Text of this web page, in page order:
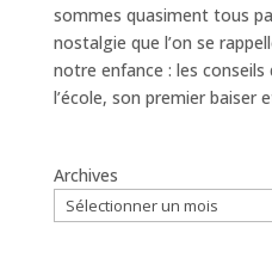
sommes quasiment tous
nostalgie que l’on se
notre enfance : les
l’école, son premier baiser
Archives